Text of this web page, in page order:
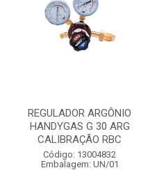
REGULADOR ARGÔNIO
HANDYGAS G 30 ARG
CALIBRAÇÃO RBC
Código: 13004832
Embalagem: UN/01